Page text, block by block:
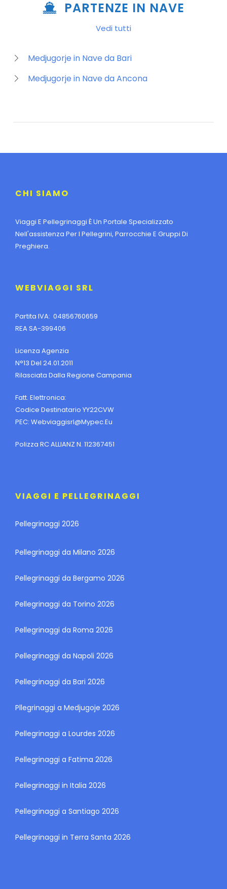
PARTENZE IN NAVE
Vedi tutti
Medjugorje in Nave da Bari
Medjugorje in Nave da Ancona
CHI SIAMO
Viaggi E Pellegrinaggi È Un Portale Specializzato
Nell'assistenza Per I Pellegrini, Parrocchie E Gruppi Di
Preghiera.
WEBVIAGGI SRL
Partita IVA: 04856760659
REA SA-399406
Licenza Agenzia
N°13 Del 24.01.2011
Rilasciata Dalla Regione Campania
Fatt. Elettronica:
Codice Destinatario YY22CVW
PEC: Webviaggisrl@mypec.eu
Polizza RC ALLIANZ N. 112367451
VIAGGI E PELLEGRINAGGI
Pellegrinaggi 2026
Pellegrinaggi da Milano 2026
Pellegrinaggi da Bergamo 2026
Pellegrinaggi da Torino 2026
Pellegrinaggi da Roma 2026
Pellegrinaggi da Napoli 2026
Pellegrinaggi da Bari 2026
Pllegrinaggi a Medjugoje 2026
Pellegrinaggi a Lourdes 2026
Pellegrinaggi a Fatima 2026
Pellegrinaggi in Italia 2026
Pellegrinaggi a Santiago 2026
Pellegrinaggi in Terra Santa 2026